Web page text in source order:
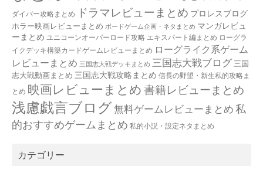
ダイバー攻略まとめ ドラマレビューまとめ プロレスブログ
ホラー映画レビューまとめ ボードゲーム企画・ネタまとめ マンガレビュ
ーまとめ ユニコーンオーバーロード攻略 エキスパート編まとめ ローグラ
イクデッキ構築カードゲームレビューまとめ ローグライク系ゲーム
レビューまとめ 三国志大戦デッキまとめ 三国志大戦ブログ 三国
志大戦動画まとめ 三国志大戦攻略まとめ 信長の野望・新生私的攻略ま
とめ 映画レビューまとめ 書籍レビューまとめ
浅慮戯言ブログ無料ゲームレビューまとめ 私
的おすすめゲームまとめ 私的小説・設定ネタまとめ
カテゴリー